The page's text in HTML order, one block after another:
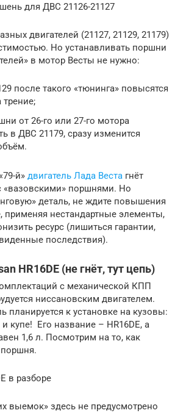
для ДВС 21126-21127
двигателей (21127, 21129, 21179)
Но устанавливать поршни
в мотор Весты не нужно:
после такого «тюнинга» повысятся
трение;
от 26-го или 27-го мотора
в ДВС 21179, сразу изменится
й» двигатель Лада Веста гнёт
«вазовскими» поршнями. Но
деталь, не ждите повышения
нестандартные элементы,
ресурс (лишиться гарантии,
последствия).
HR16DE (не гнёт, тут цепь)
с механической КПП
ниссановским двигателем.
планируется к установке на кузовы:
купе! Его название – HR16DE, а
1,6 л. Посмотрим на то, как
в разборе
выемок» здесь не предусмотрено